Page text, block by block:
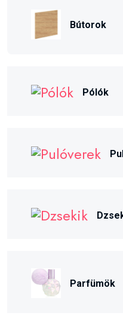
Bútorok
Pólók
Parfümök